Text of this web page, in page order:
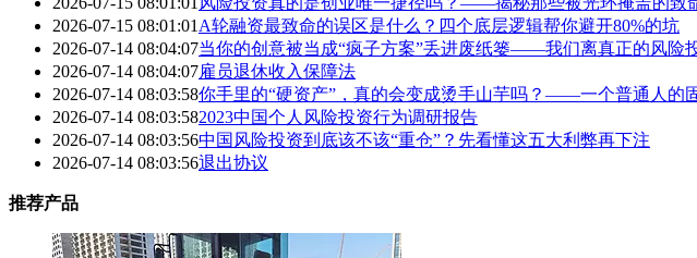
2026-07-15 08:01:01 A轮融资最致命的误区是什么？四个底层逻辑帮你避开80%的坑
2026-07-14 08:04:07当你的创意被当成“疯子方案”丢进废纸篓——我们离真正的风险
2026-07-14 08:04:07雇员退休收入保障法
2026-07-14 08:03:58你手里的“硬资产”，真的会变成烫手山芋吗？——一个普通人的
2026-07-14 08:03:582023中国个人风险投资行为调研报告
2026-07-14 08:03:56中国风险投资到底该不该“重仓”？先看懂这五大利弊再下注
2026-07-14 08:03:56退出协议
推荐产品